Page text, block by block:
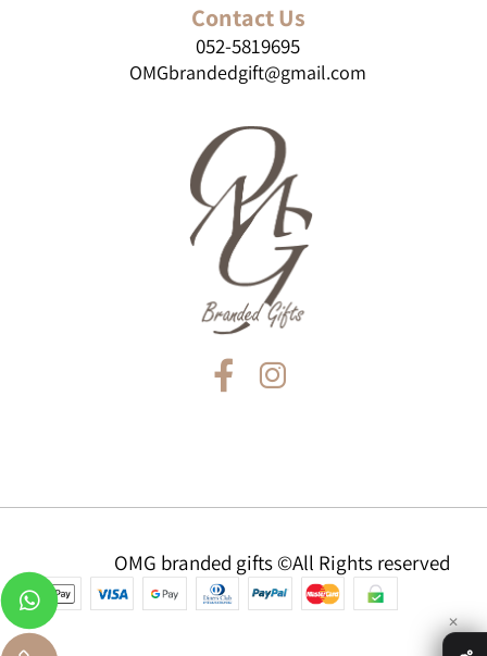
Contact Us
052-5819695
OMGbrandedgift@gmail.com
✕